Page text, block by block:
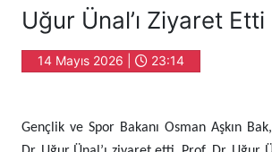
Uğur Ünal’ı Ziyaret Etti
14 Mayıs 2026 | 23:14
Gençlik ve Spor Bakanı Osman Aşkın